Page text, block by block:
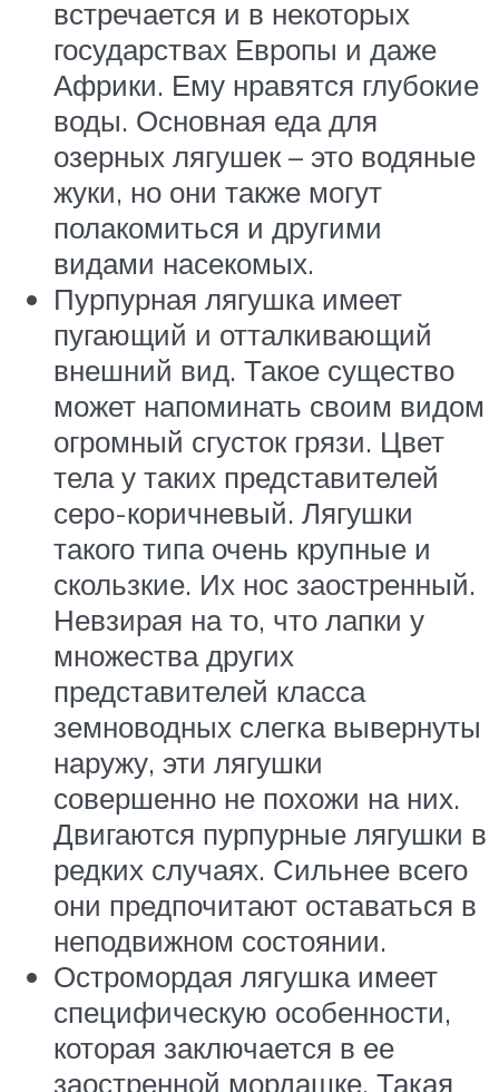
встречается и в некоторых
государствах Европы и даже
Африки. Ему нравятся глубокие
воды. Основная еда для
озерных лягушек – это водяные
жуки, но они также могут
полакомиться и другими
видами насекомых.
Пурпурная лягушка имеет
пугающий и отталкивающий
внешний вид. Такое существо
может напоминать своим видом
огромный сгусток грязи. Цвет
тела у таких представителей
серо-коричневый. Лягушки
такого типа очень крупные и
скользкие. Их нос заостренный.
Невзирая на то, что лапки у
множества других
представителей класса
земноводных слегка вывернуты
наружу, эти лягушки
совершенно не похожи на них.
Двигаются пурпурные лягушки в
редких случаях. Сильнее всего
они предпочитают оставаться в
неподвижном состоянии.
Остромордая лягушка имеет
специфическую особенности,
которая заключается в ее
заостренной мордашке. Такая